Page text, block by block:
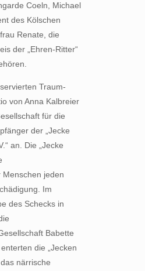
Coeln, Michael
des Kölschen
Renate, die
der „Ehren-Ritter“
Traum-
von Anna Kalbreier
für die
der „Jecke
an. Die „Jecke
Menschen jeden
Im
des Schecks in
Babette
die „Jecken
närrische